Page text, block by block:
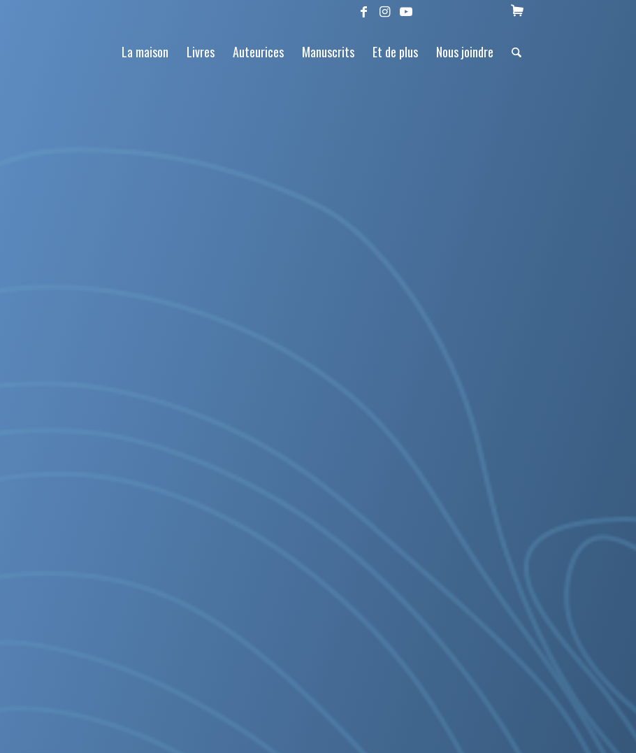
La maison Livres Auteurices Manuscrits Et de plus Nous joindre